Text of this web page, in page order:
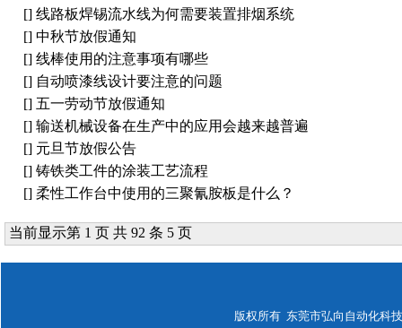
[] 线路板焊锡流水线为何需要装置排烟系统
[] 中秋节放假通知
[] 线棒使用的注意事项有哪些
[] 自动喷漆线设计要注意的问题
[] 五一劳动节放假通知
[] 输送机械设备在生产中的应用会越来越普遍
[] 元旦节放假公告
[] 铸铁类工件的涂装工艺流程
[] 柔性工作台中使用的三聚氰胺板是什么？
当前显示第 1 页 共 92 条 5 页
版权所有 东莞市弘向自动化科